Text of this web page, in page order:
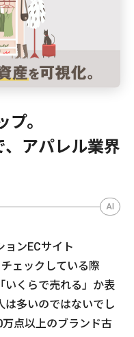
。
、アパレル業界
AI
ンECサイト
ェックしている際
いくらで売れる」か表
は多いのではないでし
点以上のブランド古